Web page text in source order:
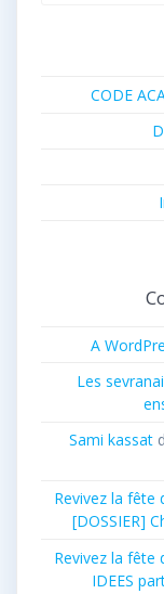
CODE
A
Les
Sami kassat
Revivez la fête
[DOSSIER]
Revivez la fête
IDEES